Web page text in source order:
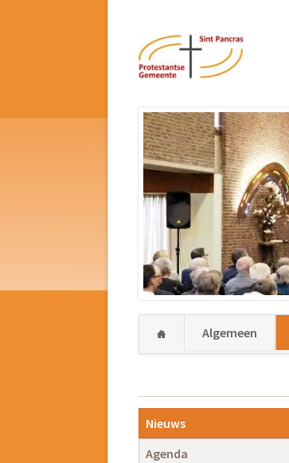
NavigatieAlgemeen
Navigatie
overslaan
Nieuws
Agenda